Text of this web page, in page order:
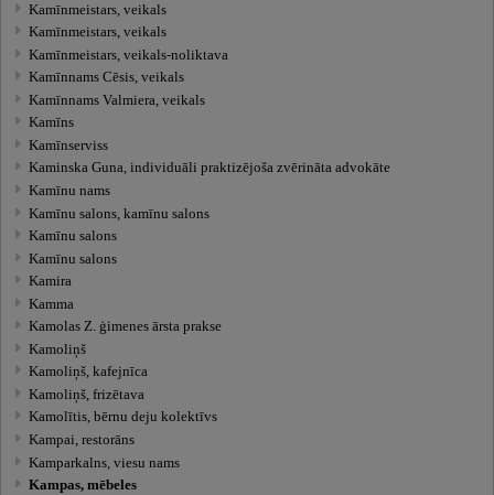
Kamīnmeistars, veikals
Kamīnmeistars, veikals
Kamīnmeistars, veikals-noliktava
Kamīnnams Cēsis, veikals
Kamīnnams Valmiera, veikals
Kamīns
Kamīnserviss
Kaminska Guna, individuāli praktizējoša zvērināta advokāte
Kamīnu nams
Kamīnu salons, kamīnu salons
Kamīnu salons
Kamīnu salons
Kamira
Kamma
Kamolas Z. ģimenes ārsta prakse
Kamoliņš
Kamoliņš, kafejnīca
Kamoliņš, frizētava
Kamolītis, bērnu deju kolektīvs
Kampai, restorāns
Kamparkalns, viesu nams
Kampas, mēbeles